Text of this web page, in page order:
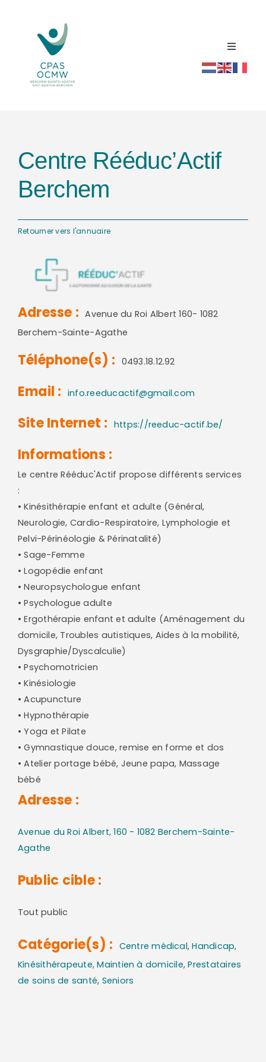
contenu
Toggle
Accueil
Actualités
Ressources
Contact
Centre Rééduc’Actif
Berchem
Retourner vers l'annuaire
Adresse : Avenue du Roi Albert 160- 1082
Berchem-Sainte-Agathe
Téléphone(s) : 0493.18.12.92
Email : info.reeducactif@gmail.com
Site Internet : https://reeduc-actif.be/
Informations :
Le centre Rééduc'Actif propose différents services
:
• Kinésithérapie enfant et adulte (Général,
Neurologie, Cardio-Respiratoire, Lymphologie et
Pelvi-Périnéologie & Périnatalité)
• Sage-Femme
• Logopédie enfant
• Neuropsychologue enfant
• Psychologue adulte
• Ergothérapie enfant et adulte (Aménagement du
domicile, Troubles autistiques, Aides à la mobilité,
Dysgraphie/Dyscalculie)
• Psychomotricien
• Kinésiologie
• Acupuncture
• Hypnothérapie
• Yoga et Pilate
• Gymnastique douce, remise en forme et dos
• Atelier portage bébé, Jeune papa, Massage
bébé
Adresse :
Avenue du Roi Albert, 160 - 1082 Berchem-Sainte-
Agathe
Public cible :
Tout public
Catégorie(s) : Centre médical,Handicap,
Kinésithérapeute,Maintien à domicile,Prestataires
de soins de santé, Seniors